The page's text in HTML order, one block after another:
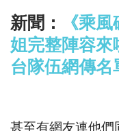
新聞：
《乘
姐完整陣容
台隊伍網傳名
甚至有網友連他們